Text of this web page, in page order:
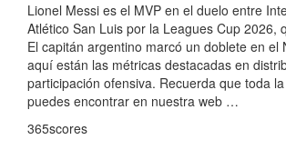
Lionel Messi es el MVP en el duelo entre
Atlético San Luis por la Leagues Cup 2026,
El capitán argentino marcó un doblete en el
aquí están las métricas destacadas en
participación ofensiva. Recuerda que toda
puedes encontrar en nuestra web …
365scores